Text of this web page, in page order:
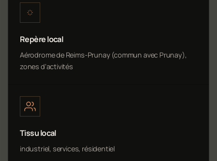
Repère local
Aérodrome de Reims-Prunay (commun avec Prunay),
zones d'activités
Tissu local
industriel, services, résidentiel